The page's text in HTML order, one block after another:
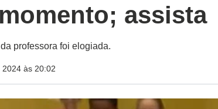
assista
professora foi elogiada.
às 20:02